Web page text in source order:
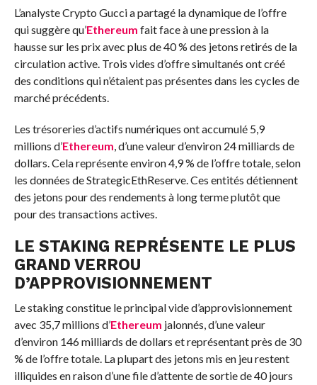
L’analyste Crypto Gucci a partagé la dynamique de l’offre
qui suggère qu’Ethereum fait face à une pression à la
hausse sur les prix avec plus de 40 % des jetons retirés de la
circulation active. Trois vides d’offre simultanés ont créé
des conditions qui n’étaient pas présentes dans les cycles de
marché précédents.
Les trésoreries d’actifs numériques ont accumulé 5,9
millions d’Ethereum, d’une valeur d’environ 24 milliards de
dollars. Cela représente environ 4,9 % de l’offre totale, selon
les données de StrategicEthReserve. Ces entités détiennent
des jetons pour des rendements à long terme plutôt que
pour des transactions actives.
LE STAKING REPRÉSENTE LE PLUS
GRAND VERROU
D’APPROVISIONNEMENT
Le staking constitue le principal vide d’approvisionnement
avec 35,7 millions d’Ethereum jalonnés, d’une valeur
d’environ 146 milliards de dollars et représentant près de 30
% de l’offre totale. La plupart des jetons mis en jeu restent
illiquides en raison d’une file d’attente de sortie de 40 jours